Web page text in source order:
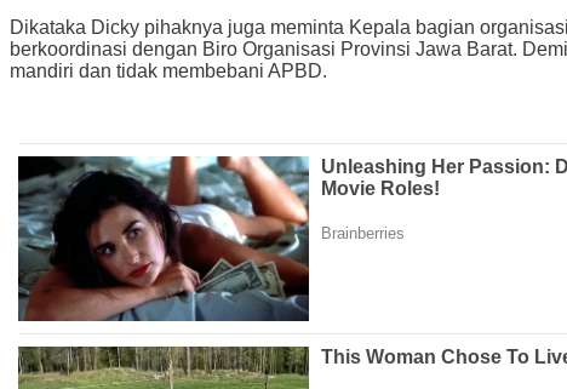
Dikataka Dicky pihaknya juga meminta Kepala bagian
berkoordinasi dengan Biro Organisasi Provinsi Jawa Barat.
mandiri dan tidak membebani APBD.